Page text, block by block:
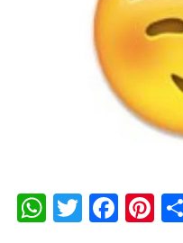
WhatsApp
Twitter